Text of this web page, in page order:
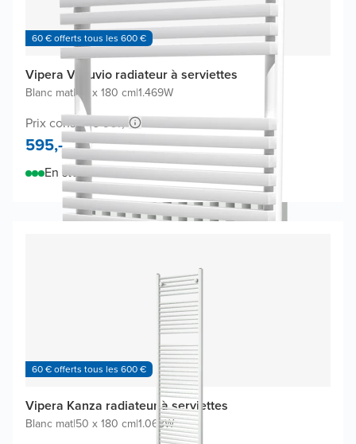
60 € offerts tous les 600 €
Vipera Vesuvio radiateur à serviettes
Blanc mat|60 x 180 cm|1.469W
Prix conseillé 967,-
595,-
En stock
60 € offerts tous les 600 €
Vipera Kanza radiateur à serviettes
Blanc mat|50 x 180 cm|1.068W